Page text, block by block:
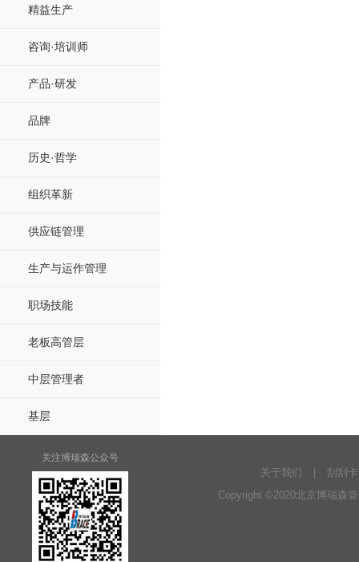
精益生产
咨询·培训师
产品·研发
品牌
历史·哲学
组织革新
供应链管理
生产与运作管理
职场技能
老板高管层
中层管理者
基层
关注博瑞森公众号
关于我们
刮刮卡
Copyright ©2020北京博瑞森